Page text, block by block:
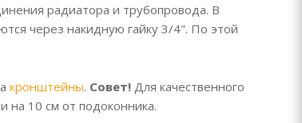
радиатора и трубопровода. В
через накидную гайку 3/4". По этой
кронштейны. Совет! Для качественного
на 10 см от подоконника.